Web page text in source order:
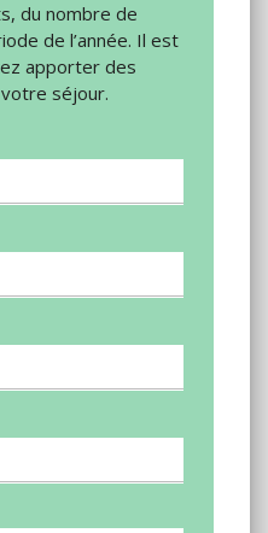
du nombre de
de l’année. Il est
apporter des
séjour.